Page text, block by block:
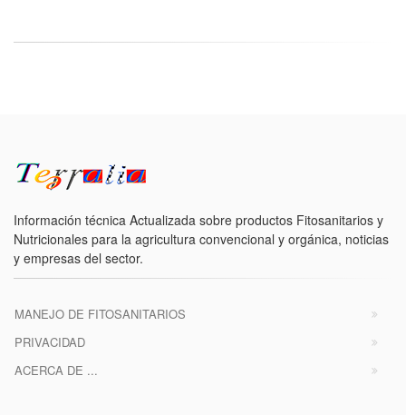
Información técnica Actualizada sobre productos Fitosanitarios y
Nutricionales para la agricultura convencional y orgánica, noticias
y empresas del sector.
MANEJO DE FITOSANITARIOS
PRIVACIDAD
ACERCA DE ...